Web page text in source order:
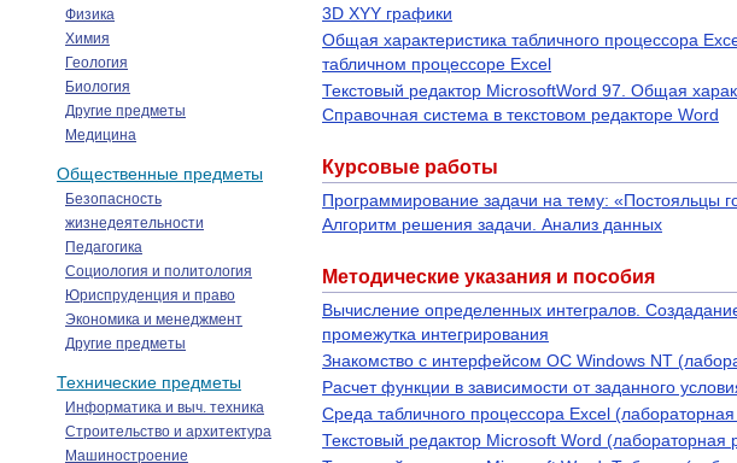
Физика
Химия
Геология
Биология
Другие предметы
Медицина
Общественные предметы
Безопасность
жизнедеятельности
Педагогика
Социология и политология
Юриспруденция и право
Экономика и менеджмент
Другие предметы
Технические предметы
Информатика и выч. техника
Строительство и архитектура
Машиностроение
3D XYY графики
Общая характеристика табличного процессора
табличном процессоре Excel
Текстовый редактор MicrosoftWord 97. Общая
Справочная система в текстовом редакторе Word
Курсовые работы
Программирование задачи на тему: «Постояльцы
Алгоритм решения задачи. Анализ данных
Методические указания и пособия
Вычисление определенных интегралов.
промежутка интегрирования
Знакомство с интерфейсом ОС Windows NT
Расчет функции в зависимости от заданного
Среда табличного процессора Excel
Текстовый редактор Microsoft Word (лабораторная